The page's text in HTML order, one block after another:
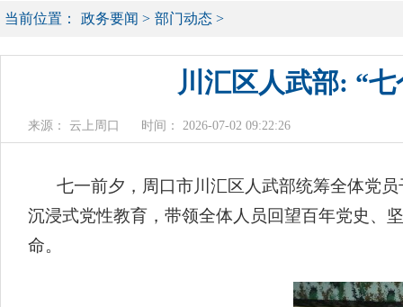
当前位置： 政务要闻 > 部门动态 >
川汇区人武部: “
来源： 云上周口 时间： 2026-07-02 09:22:26
七一前夕，周口市川汇区人武部统筹全体党
沉浸式党性教育，带领全体人员回望百年党史、
命。